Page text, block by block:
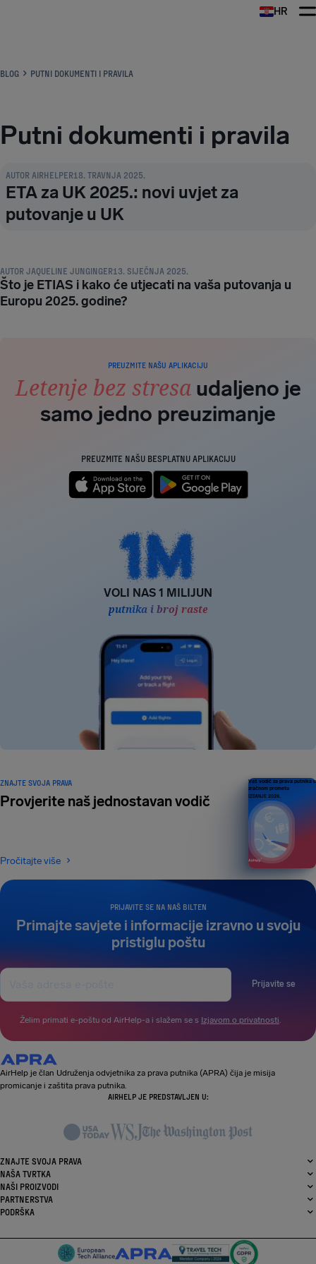
HR
BLOG PUTNI DOKUMENTI I PRAVILA
Putni dokumenti i pravila
AUTOR AIRHELPER18. TRAVNJA 2025.
ETA za UK 2025.: novi uvjet za
putovanje u UK
AUTOR JAQUELINE JUNGINGER13. SIJEČNJA 2025.
Što je ETIAS i kako će utjecati na vaša putovanja u
Europu 2025. godine?
PREUZMITE NAŠU APLIKACIJU
Letenje bez stresaudaljeno je
samo jedno preuzimanje
PREUZMITE NAŠU BESPLATNU APLIKACIJU
VOLI NAS 1 MILIJUN
putnika i broj raste
PRIJAVITE SE NA NAŠ BILTEN
Primajte savjete i informacije izravno u svoju
pristiglu poštu
Prijavite se
Želim primati e-poštu od AirHelp-a i slažem se s Izjavom o privatnosti
ZNAJTE SVOJA PRAVA
Provjerite naš jednostavan vodič
Pročitajte više
Vaš vodič za prava putnika u
zračnom prometu
IZDANJE 2026.
AirHelp je član Udruženja odvjetnika za prava putnika (APRA) čija je misija
promicanje i zaštita prava putnika.
AIRHELP JE PREDSTAVLJEN U:
ZNAJTE SVOJA PRAVA
NAŠA TVRTKA
NAŠI PROIZVODI
PARTNERSTVA
PODRŠKA